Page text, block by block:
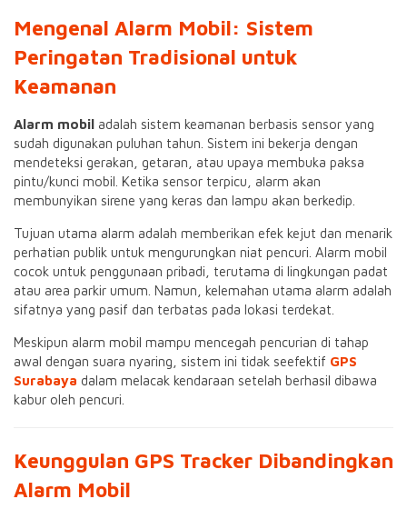
Mengenal Alarm Mobil: Sistem
Peringatan Tradisional untuk
Keamanan
Alarm mobil adalah sistem keamanan berbasis sensor yang
sudah digunakan puluhan tahun. Sistem ini bekerja dengan
mendeteksi gerakan, getaran, atau upaya membuka paksa
pintu/kunci mobil. Ketika sensor terpicu, alarm akan
membunyikan sirene yang keras dan lampu akan berkedip.
Tujuan utama alarm adalah memberikan efek kejut dan menarik
perhatian publik untuk mengurungkan niat pencuri. Alarm mobil
cocok untuk penggunaan pribadi, terutama di lingkungan padat
atau area parkir umum. Namun, kelemahan utama alarm adalah
sifatnya yang pasif dan terbatas pada lokasi terdekat.
Meskipun alarm mobil mampu mencegah pencurian di tahap
awal dengan suara nyaring, sistem ini tidak seefektif GPS
Surabaya dalam melacak kendaraan setelah berhasil dibawa
kabur oleh pencuri.
Keunggulan GPS Tracker Dibandingkan
Alarm Mobil